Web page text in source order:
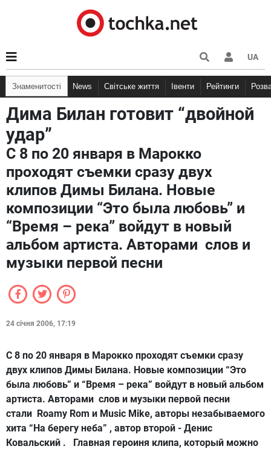
UA
Знаменитості News Світське життя Івенти Рейтинги
Дима Билан готовит “двойной
удар”
С 8 по 20 января в Марокко
проходят съемки сразу двух
клипов Димы Билана. Новые
композиции “Это была любовь” и
“Время – река” войдут в новый
альбом артиста. Авторами слов и
музыки первой песни
24 січня 2006, 17:19
С 8 по 20 января в Марокко проходят съемки сразу
двух клипов Димы Билана. Новые композиции “Это
была любовь” и “Время – река” войдут в новый альбом
артиста. Авторами слов и музыки первой песни
стали Roamy Rom и Music Mike, авторы незабываемого
хита “На берегу неба” , автор второй - Денис
Ковальский . Главная героиня клипа, который можно